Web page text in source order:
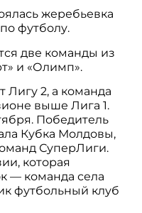
жеребьевка
футболу.
две команды из
и «Олимп».
Лигу 2, а команда
выше Лига 1.
Победитель
Кубка Молдовы,
СуперЛиги.
которая
— команда села
футбольный клуб